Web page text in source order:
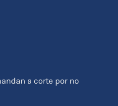
a corte por no